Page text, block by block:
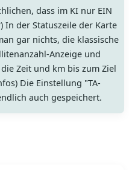
dass im KI nur EIN
In der Statuszeile der Karte
gar nichts, die klassische
Anzeige und
Zeit und km bis zum Ziel
Die Einstellung "TA-
auch gespeichert.